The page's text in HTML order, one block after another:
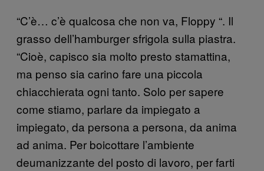
“C’è… c’è qualcosa che non va, Floppy “. Il
grasso dell’hamburger sfrigola sulla piastra.
“Cioè, capisco sia molto presto stamattina,
ma penso sia carino fare una piccola
chiacchierata ogni tanto. Solo per sapere
come stiamo, parlare da impiegato a
impiegato, da persona a persona, da anima
ad anima. Per boicottare l’ambiente
deumanizzante del posto di lavoro, per farti